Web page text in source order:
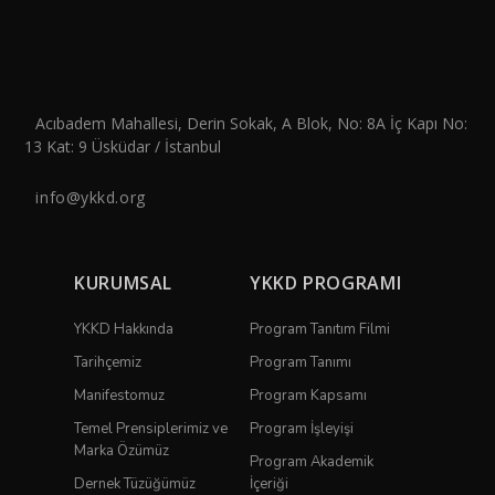
Acıbadem Mahallesi, Derin Sokak, A Blok, No: 8A İç Kapı No:
13 Kat: 9 Üsküdar / İstanbul
info@ykkd.org
KURUMSAL
YKKD Hakkında
Tarihçemiz
Manifestomuz
Temel Prensiplerimiz ve
Marka Özümüz
Dernek Tüzüğümüz
YKKD PROGRAMI
Program Tanıtım Filmi
Program Tanımı
Program Kapsamı
Program İşleyişi
Program Akademik
İçeriği